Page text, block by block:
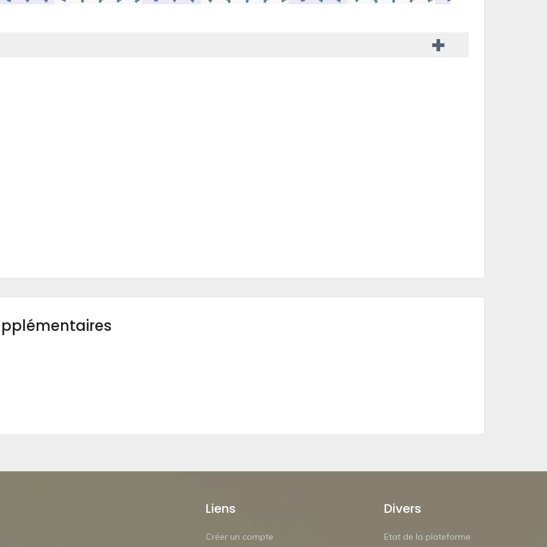
Liens
Créer un compte
Divers
Etat de la plateforme